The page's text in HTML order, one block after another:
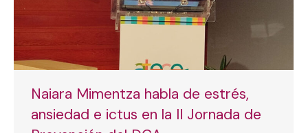
Naiara Mimentza habla de estrés,
ansiedad e ictus en la II Jornada de